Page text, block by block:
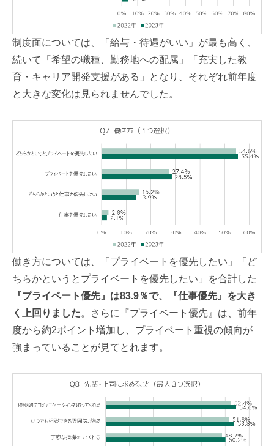
制度面については、「給与・待遇がいい」が最も高く、
続いて「希望の職種、勤務地への配属」「充実した教
育・キャリア開発支援がある」となり、それぞれ前年度
と大きな変化は見られませんでした。
働き方については、「プライベートを優先したい」「ど
ちらかというとプライベートを優先したい」を合計した
『プライベート優先』は83.9％で、『仕事優先』を大き
く上回りました。さらに『プライベート優先』は、前年
度から約2ポイント増加し、プライベート重視の傾向が
強まっていることが見てとれます。